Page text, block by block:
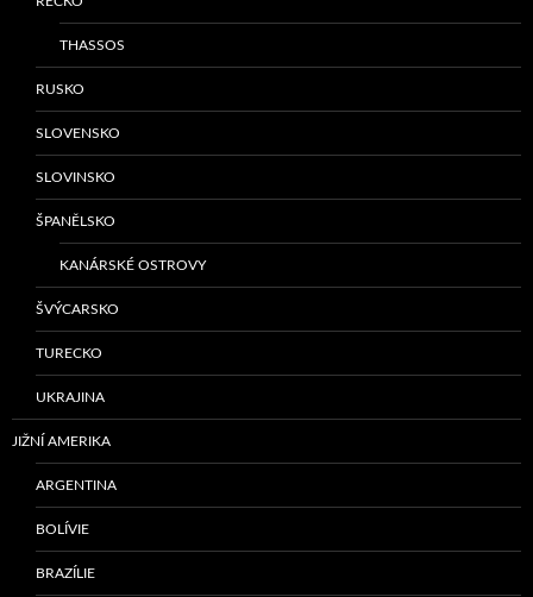
THASSOS
RUSKO
SLOVENSKO
SLOVINSKO
ŠPANĚLSKO
KANÁRSKÉ OSTROVY
ŠVÝCARSKO
TURECKO
UKRAJINA
JIŽNÍ AMERIKA
ARGENTINA
BOLÍVIE
BRAZÍLIE